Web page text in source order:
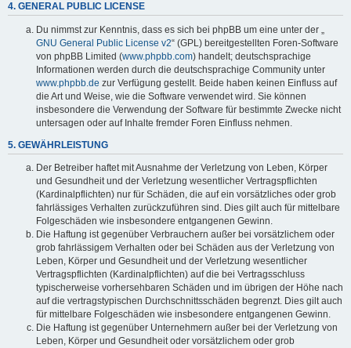
4. GENERAL PUBLIC LICENSE
Du nimmst zur Kenntnis, dass es sich bei phpBB um eine unter der „
GNU General Public License v2“ (GPL) bereitgestellten Foren-Software
von phpBB Limited (www.phpbb.com) handelt; deutschsprachige
Informationen werden durch die deutschsprachige Community unter
www.phpbb.de zur Verfügung gestellt. Beide haben keinen Einfluss auf
die Art und Weise, wie die Software verwendet wird. Sie können
insbesondere die Verwendung der Software für bestimmte Zwecke nicht
untersagen oder auf Inhalte fremder Foren Einfluss nehmen.
5. GEWÄHRLEISTUNG
Der Betreiber haftet mit Ausnahme der Verletzung von Leben, Körper
und Gesundheit und der Verletzung wesentlicher Vertragspflichten
(Kardinalpflichten) nur für Schäden, die auf ein vorsätzliches oder grob
fahrlässiges Verhalten zurückzuführen sind. Dies gilt auch für mittelbare
Folgeschäden wie insbesondere entgangenen Gewinn.
Die Haftung ist gegenüber Verbrauchern außer bei vorsätzlichem oder
grob fahrlässigem Verhalten oder bei Schäden aus der Verletzung von
Leben, Körper und Gesundheit und der Verletzung wesentlicher
Vertragspflichten (Kardinalpflichten) auf die bei Vertragsschluss
typischerweise vorhersehbaren Schäden und im übrigen der Höhe nach
auf die vertragstypischen Durchschnittsschäden begrenzt. Dies gilt auch
für mittelbare Folgeschäden wie insbesondere entgangenen Gewinn.
Die Haftung ist gegenüber Unternehmern außer bei der Verletzung von
Leben, Körper und Gesundheit oder vorsätzlichem oder grob